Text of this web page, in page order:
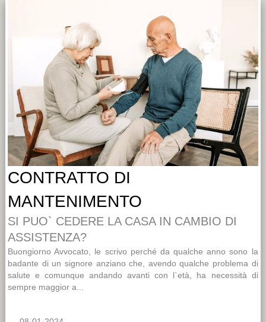
CONTRATTO DI
MANTENIMENTO
SI PUO` CEDERE LA CASA IN CAMBIO DI
ASSISTENZA?
Buongiorno Avvocato, le scrivo perché da qualche anno sono la
badante di un signore anziano che, avendo qualche problema di
salute e comunque andando avanti con l`età, ha necessità di
sempre maggior a...